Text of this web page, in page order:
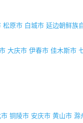
松原市 白城市 延边朝鲜族
大庆市 伊春市 佳木斯市
铜陵市 安庆市 黄山市 滁